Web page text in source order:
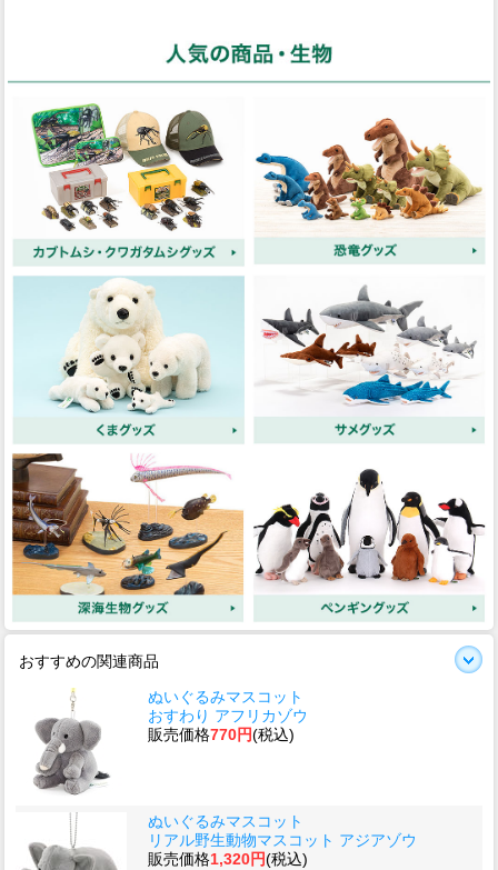
おすすめの関連商品
ぬいぐるみマスコット
おすわり アフリカゾウ
販売価格770円(税込)
ぬいぐるみマスコット
リアル野生動物マスコット アジアゾウ
販売価格1,320円(税込)